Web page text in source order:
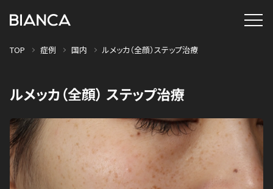
TOP 症例 国内 ルメッカ（全顔）ステップ治療
ルメッカ（全顔） ステップ治療